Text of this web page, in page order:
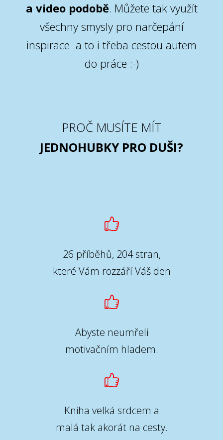
a video podobě. Můžete tak využít
všechny smysly pro narčepání
inspirace a to i třeba cestou autem
do práce :-)
PROČ MUSÍTE MÍT
JEDNOHUBKY PRO DUŠI?
26 příběhů, 204 stran,
které Vám rozzáří Váš den
Abyste neumřeli
motivačním hladem.
Kniha velká srdcem a
malá tak akorát na cesty.